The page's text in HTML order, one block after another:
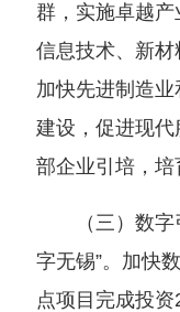
群，实施卓越
信息技术、新材
加快先进制造
建设，促进现
部企业引培，培
（三）数字引
字无锡”。加快
点项目完成投